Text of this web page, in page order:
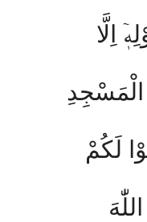
اِلَّا
الْمَسْجِدِ
لَكُمْ